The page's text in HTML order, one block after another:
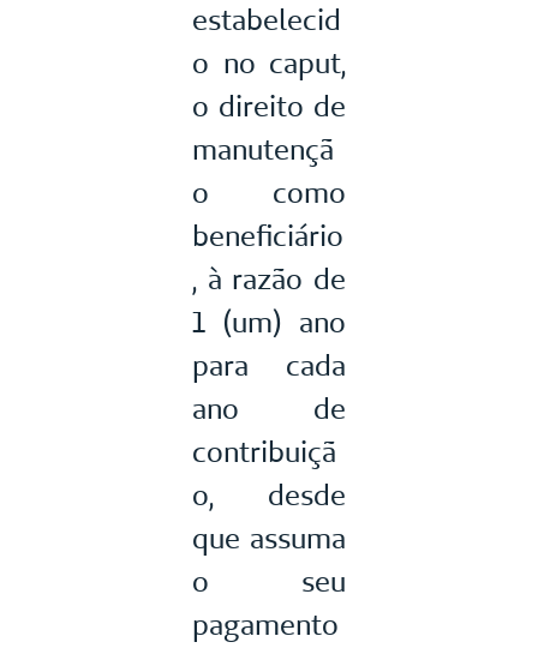
estabelecid
o no caput,
o direito de
manutençã
o como
beneficiário
, à razão de
1 (um) ano
para cada
ano de
contribuiçã
o, desde
que assuma
o seu
pagamento